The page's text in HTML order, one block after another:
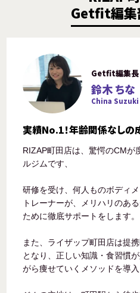
Getfit編集
Getfit編集長
鈴木 ちな
China Suzuki
実績No.1！年齢関係なしの
RIZAP町田店は、驚愕のCMが
ルジムです、
研修を受け、何人ものボディ
トレーナーが、メリハリのあ
ために徹底サポートをします。
また、ライザップ町田店は提
となり、正しい知識・食習慣
がら痩せていくメソッドを導入